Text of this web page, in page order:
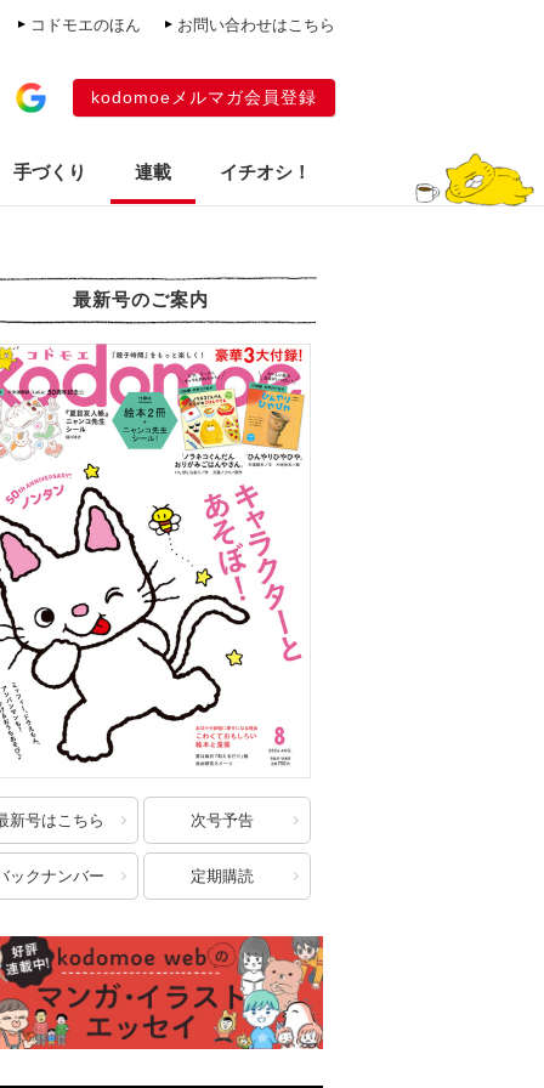
コドモエのほん お問い合わせはこちら
kodomoeメルマガ会員登録
手づくり 連載 イチオシ！
最新号のご案内
新号はこちら 次号予告
ックナンバー 定期購読